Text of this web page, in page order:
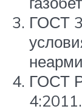
ГОСТ
ГОСТ